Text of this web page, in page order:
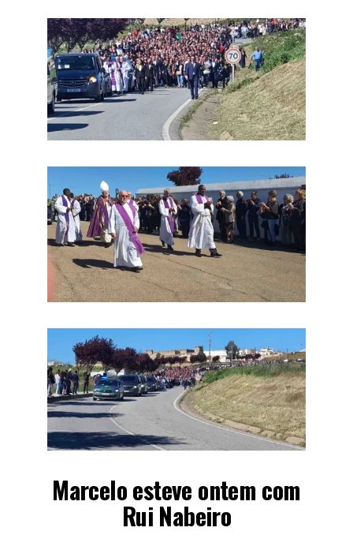
Marcelo esteve ontem com
Rui Nabeiro